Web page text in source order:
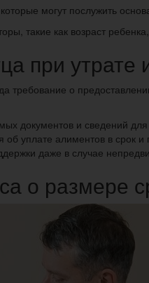
могут послужить
такие как возраст
при утрате
требование о
документов и сведений
уплате алиментов в срок
даже в случае
о размере